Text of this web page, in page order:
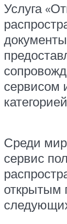
Услуга
сервисом
Среди
сервис
открытым